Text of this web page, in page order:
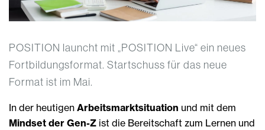
POSITION launcht mit „POSITION Live“ ein neues
Fortbildungsformat. Startschuss für das neue
Format ist im Mai.
In der heutigen Arbeitsmarktsituation und mit dem
Mindset der Gen-Z ist die Bereitschaft zum Lernen und